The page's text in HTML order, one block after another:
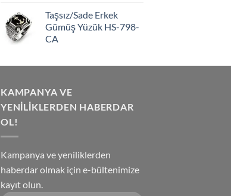
Taşsız/Sade Erkek
Gümüş Yüzük HS-798-
CA
KAMPANYA VE
YENİLİKLERDEN HABERDAR
OL!
Kampanya ve yeniliklerden
haberdar olmak için e-bültenimize
kayıt olun.